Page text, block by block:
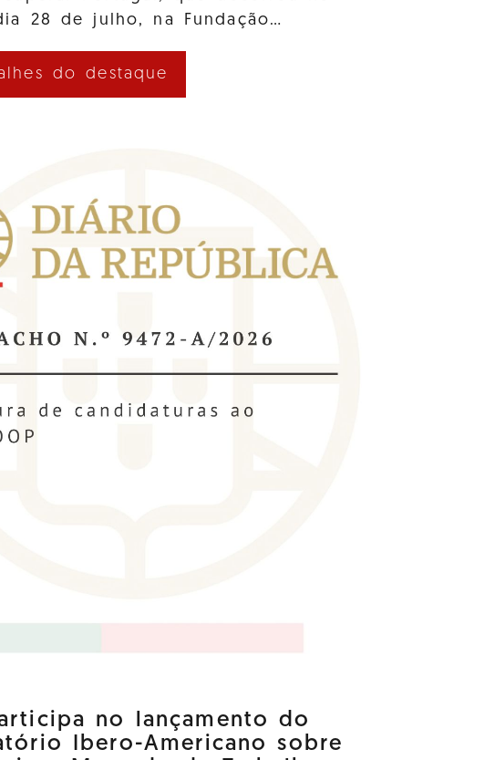
28 de julho, na Fundação…
do destaque
no lançamento do
Ibero-Americano sobre